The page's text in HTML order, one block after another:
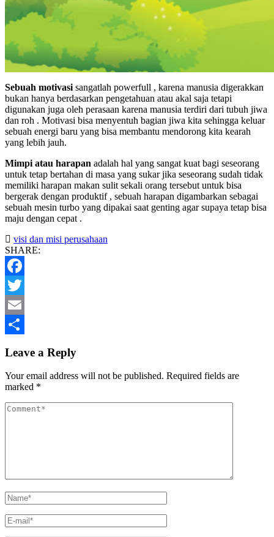
Sebuah motivasi sangatlah powerfull , karena manusia digerakkan
bukan hanya berdasarkan pengetahuan atau akal saja tetapi
digunakan juga oleh perasaan karena manusia terdiri dari tubuh jiwa
dan roh . Motivasi bisa menyentuh bagian jiwa kita sehingga keluar
sebuah energi baru yang bisa membantu mendorong kita kearah
yang lebih jauh.
Mimpi atau harapan adalah hal yang sangat kuat bagi seseorang
untuk tetap bertahan di masa yang sukar jika seseorang sudah tidak
memiliki harapan makan sulit sekali orang tersebut untuk bisa
bergerak dengan produktif , sebuah harapan digambarkan sebagai
sebuah mesin turbo yang dipakai saat genting agar supaya tetap bisa
maju dengan cepat .
visi dan misi perusahaan
SHARE:
Facebook
Twitter
Email
Leave a Reply
Your email address will not be published. Required fields are
marked *